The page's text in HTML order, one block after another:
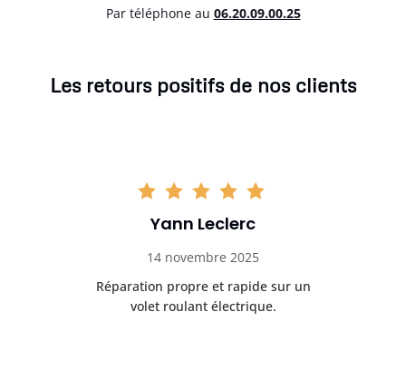
Par téléphone au 06.20.09.00.25
Les retours positifs de nos clients
Yann Leclerc
14 novembre 2025
Réparation propre et rapide sur un
volet roulant électrique.